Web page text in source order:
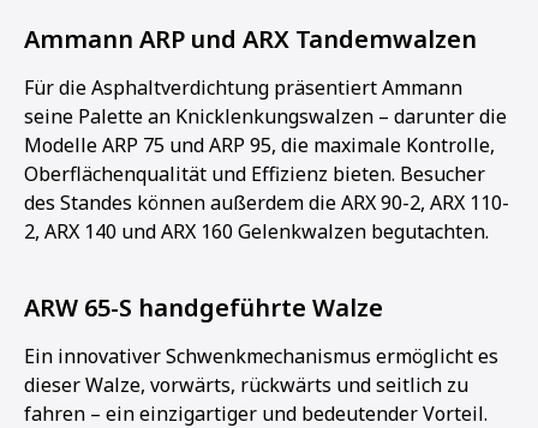
Ammann ARP und ARX Tandemwalzen
Für die Asphaltverdichtung präsentiert Ammann
seine Palette an Knicklenkungswalzen – darunter die
Modelle ARP 75 und ARP 95, die maximale Kontrolle,
Oberflächenqualität und Effizienz bieten. Besucher
des Standes können außerdem die ARX 90-2, ARX 110-
2, ARX 140 und ARX 160 Gelenkwalzen begutachten.
ARW 65-S handgeführte Walze
Ein innovativer Schwenkmechanismus ermöglicht es
dieser Walze, vorwärts, rückwärts und seitlich zu
fahren – ein einzigartiger und bedeutender Vorteil.